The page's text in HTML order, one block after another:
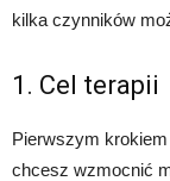
kilka czynników
1. Cel terapii
Pierwszym
chcesz wzmocnić